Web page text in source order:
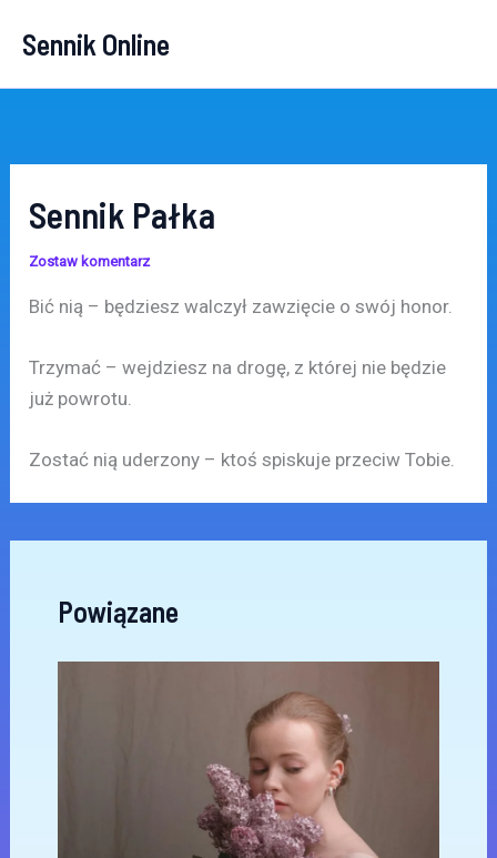
Sennik Online
Sennik Pałka
Zostaw komentarz
Bić nią – będziesz walczył zawzięcie o swój honor.
Trzymać – wejdziesz na drogę, z której nie będzie
już powrotu.
Zostać nią uderzony – ktoś spiskuje przeciw Tobie.
Powiązane